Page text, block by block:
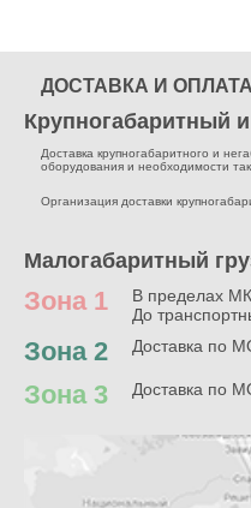
ДОСТАВКА И ОПЛАТА
Крупногабаритный
Доставка крупногабаритного и
оборудования и необходимости
Организация доставки
Малогабаритный
Зона 1 В пределах
До
Зона 2 Доставка по
Зона 3 Доставка по